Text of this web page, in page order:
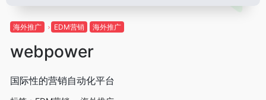
海外推广 EDM营销 海外推广
webpower
国际性的营销自动化平台